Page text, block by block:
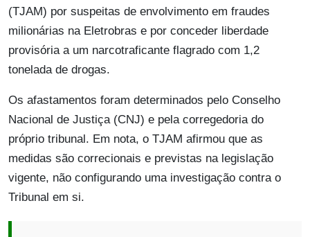
(TJAM) por suspeitas de envolvimento em fraudes
milionárias na Eletrobras e por conceder liberdade
provisória a um narcotraficante flagrado com 1,2
tonelada de drogas.
Os afastamentos foram determinados pelo Conselho
Nacional de Justiça (CNJ) e pela corregedoria do
próprio tribunal. Em nota, o TJAM afirmou que as
medidas são correcionais e previstas na legislação
vigente, não configurando uma investigação contra o
Tribunal em si.